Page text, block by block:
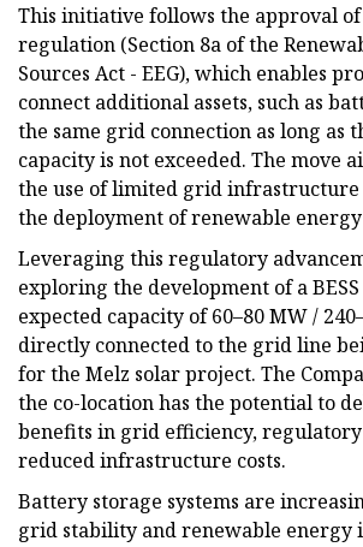
This initiative follows the approval
regulation (Section 8a of the
Sources Act - EEG), which enables
connect additional assets, such as
the same grid connection as long as
capacity is not exceeded. The move
the use of limited grid infrastructure
the deployment of renewable
Leveraging this regulatory
exploring the development of a
expected capacity of 60–80 MW /
directly connected to the grid line
for the Melz solar project. The
the co-location has the potential to
benefits in grid efficiency,
reduced infrastructure costs.
Battery storage systems are
grid stability and renewable energy